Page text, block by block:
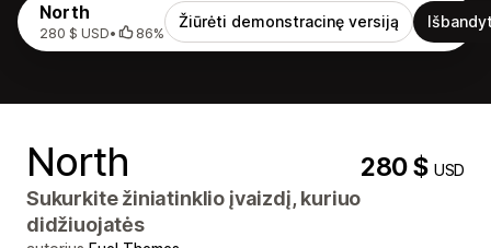
North
280 $ USD• 86%
Žiūrėti demonstracinę versiją
North 280 $USD
Sukurkite žiniatinklio įvaizdį, kuriuo
didžiuojatės